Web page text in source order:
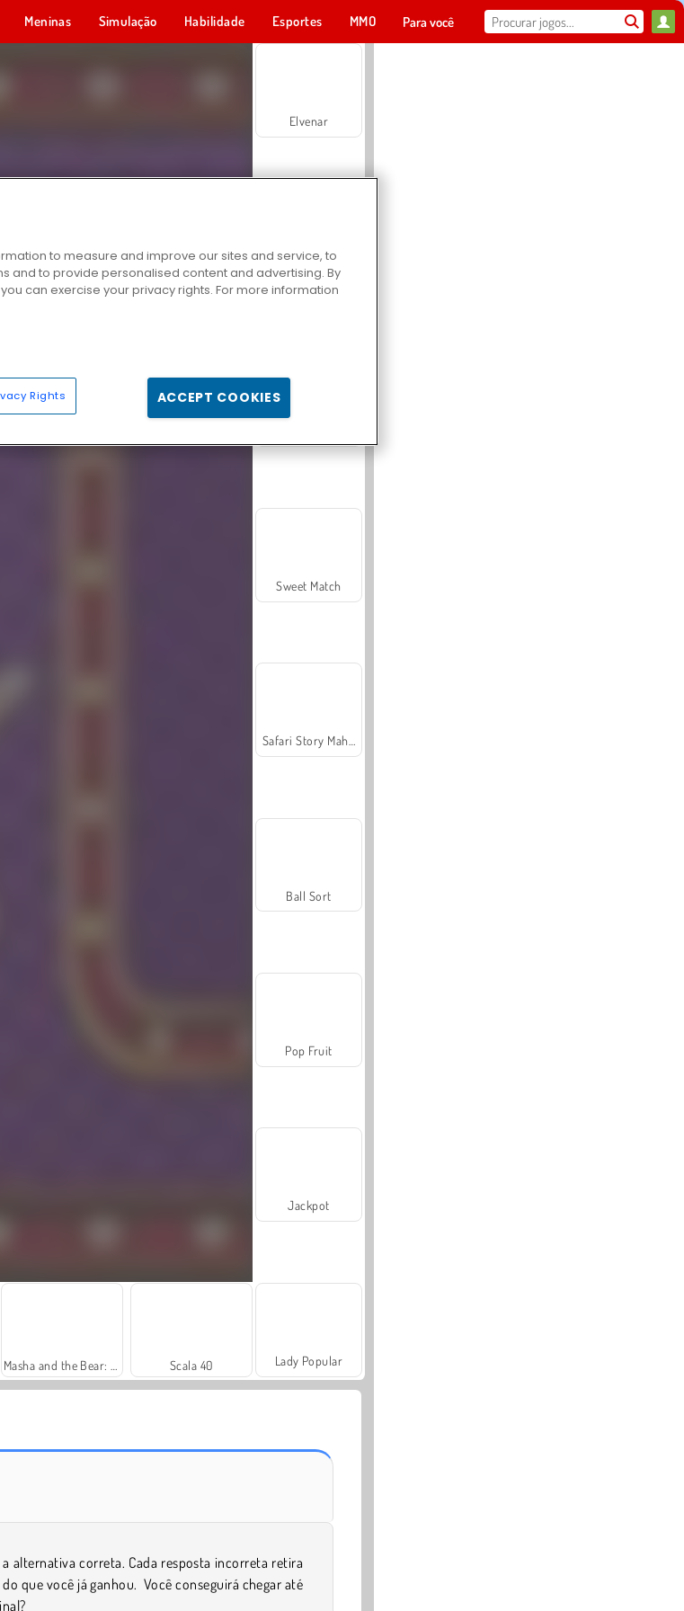
Meninas Simulação Habilidade Esportes MMO Para você
Scala 40
Elvenar
Sweet Match
Ball Sort
Pop Fruit
Jackpot
Lady Popular
a alternativa correta. Cada resposta incorreta retira
que você já ganhou. Você conseguirá chegar até
to measure and improve our sites and service, to
and to provide personalised content and advertising. By
can exercise your privacy rights. For more information
Rights ACCEPT COOKIES